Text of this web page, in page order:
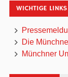
WICHTIGE LINKS
Die
Münchner